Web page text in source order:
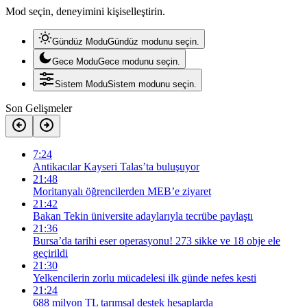
Mod seçin, deneyimini kişiselleştirin.
Gündüz ModuGündüz modunu seçin.
Gece ModuGece modunu seçin.
Sistem ModuSistem modunu seçin.
Son Gelişmeler
7:24
Antikacılar Kayseri Talas’ta buluşuyor
21:48
Moritanyalı öğrencilerden MEB’e ziyaret
21:42
Bakan Tekin üniversite adaylarıyla tecrübe paylaştı
21:36
Bursa’da tarihi eser operasyonu! 273 sikke ve 18 obje ele
geçirildi
21:30
Yelkencilerin zorlu mücadelesi ilk günde nefes kesti
21:24
688 milyon TL tarımsal destek hesaplarda